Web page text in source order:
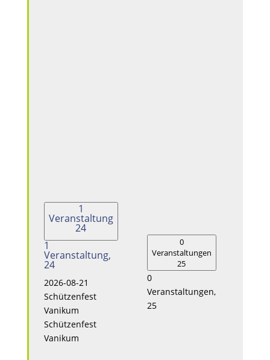
1
Veranstaltung
24
1
Veranstaltung,
24
2026-08-21
Schützenfest
Vanikum
Schützenfest
Vanikum
0
Veranstaltungen
25
0
Veranstaltungen,
25